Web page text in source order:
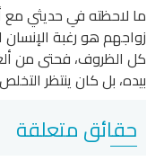
ما لاحظته في حديثي مع
زواجهم هو رغبة
كل الظروف، فحتى من
بيده، بل كان ينتظر
حقائق متعلقة